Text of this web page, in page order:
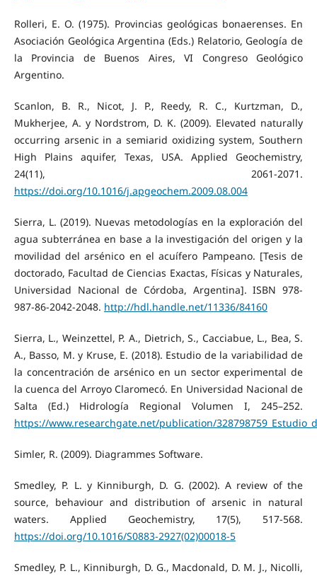
Rolleri, E. O. (1975). Provincias geológicas bonaerenses. En
Asociación Geológica Argentina (Eds.) Relatorio, Geología de
la Provincia de Buenos Aires, VI Congreso Geológico
Argentino.
Scanlon, B. R., Nicot, J. P., Reedy, R. C., Kurtzman, D.,
Mukherjee, A. y Nordstrom, D. K. (2009). Elevated naturally
occurring arsenic in a semiarid oxidizing system, Southern
High Plains aquifer, Texas, USA. Applied Geochemistry,
24(11), 2061-2071.
https://doi.org/10.1016/j.apgeochem.2009.08.004
Sierra, L. (2019). Nuevas metodologías en la exploración del
agua subterránea en base a la investigación del origen y la
movilidad del arsénico en el acuífero Pampeano. [Tesis de
doctorado, Facultad de Ciencias Exactas, Físicas y Naturales,
Universidad Nacional de Córdoba, Argentina]. ISBN 978-
987-86-2042-2048. http://hdl.handle.net/11336/84160
Sierra, L., Weinzettel, P. A., Dietrich, S., Cacciabue, L., Bea, S.
A., Basso, M. y Kruse, E. (2018). Estudio de la variabilidad de
la concentración de arsénico en un sector experimental de
la cuenca del Arroyo Claromecó. En Universidad Nacional de
Salta (Ed.) Hidrología Regional Volumen I, 245–252.
https://www.researchgate.net/publication/
Simler, R. (2009). Diagrammes Software.
Smedley, P. L. y Kinniburgh, D. G. (2002). A review of the
source, behaviour and distribution of arsenic in natural
waters. Applied Geochemistry, 17(5), 517-568.
https://doi.org/10.1016/S0883-2927(02)00018-5
Smedley, P. L., Kinniburgh, D. G., Macdonald, D. M. J., Nicolli,